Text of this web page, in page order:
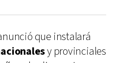
que instalará
y provinciales